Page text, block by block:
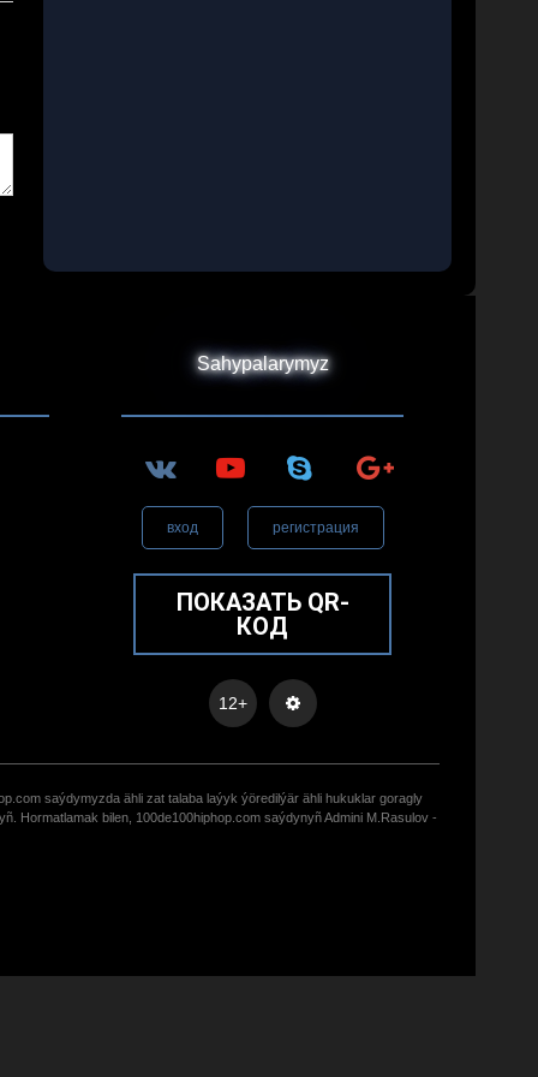
Sahypalarymyz
вход регистрация
ПОКАЗАТЬ QR-
КОД
12+
saýdymyzda ähli zat talaba laýyk ýöredilýär ähli hukuklar goragly
Hormatlamak bilen, 100de100hiphop.com saýdynyñ Admini M.Rasulov -